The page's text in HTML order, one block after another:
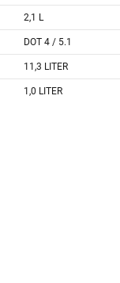
2,1 L
DOT 4 / 5.1
11,3 LITER
1,0 LITER